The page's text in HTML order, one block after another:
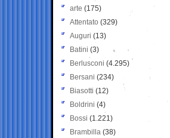
arte (175)
Attentato (329)
Auguri (13)
Batini (3)
Berlusconi (4.295)
Bersani (234)
Biasotti (12)
Boldrini (4)
Bossi (1.221)
Brambilla (38)